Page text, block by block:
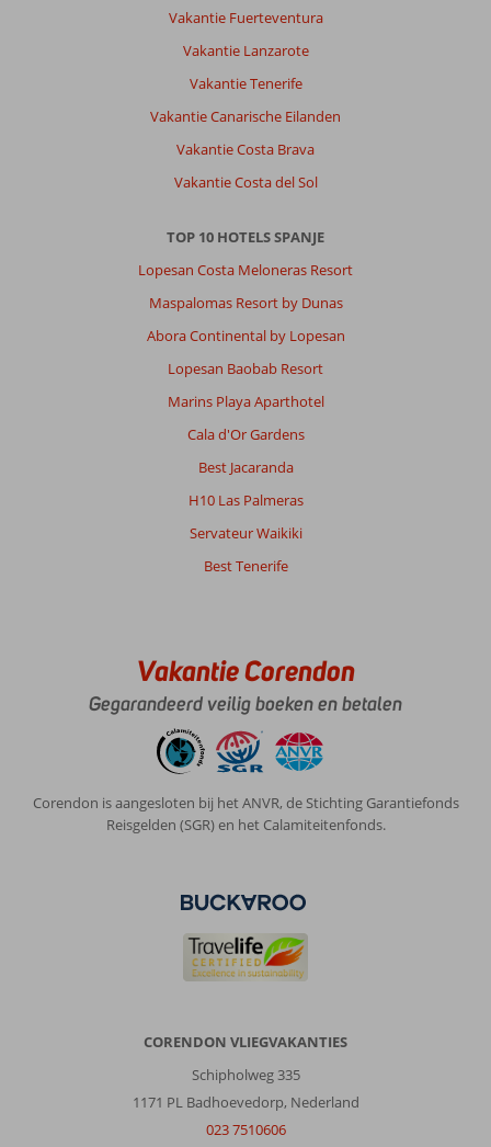
Vakantie Fuerteventura
Vakantie Lanzarote
Vakantie Tenerife
Vakantie Canarische Eilanden
Vakantie Costa Brava
Vakantie Costa del Sol
TOP 10 HOTELS SPANJE
Lopesan Costa Meloneras Resort
Maspalomas Resort by Dunas
Abora Continental by Lopesan
Lopesan Baobab Resort
Marins Playa Aparthotel
Cala d'Or Gardens
Best Jacaranda
H10 Las Palmeras
Servateur Waikiki
Best Tenerife
Vakantie Corendon
Gegarandeerd veilig boeken en betalen
Corendon is aangesloten bij het ANVR, de Stichting Garantiefonds
Reisgelden (SGR) en het Calamiteitenfonds.
CORENDON VLIEGVAKANTIES
Schipholweg 335
1171 PL Badhoevedorp, Nederland
023 7510606